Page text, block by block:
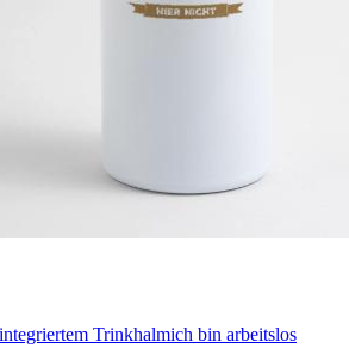
Trinkhalmich bin arbeitslos